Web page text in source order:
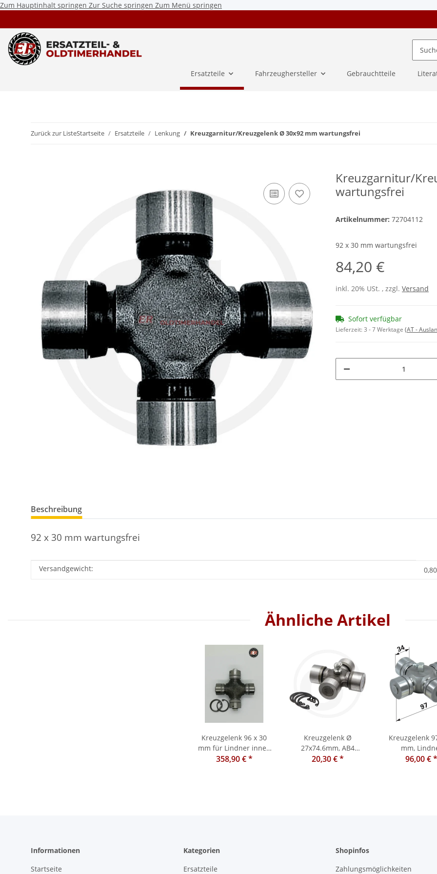
Zum Hauptinhalt springen Zur Suche springen Zum Menü springen
Ersatzteile Fahrzeughersteller Gebrauchtteile
Zurück zur ListeStartseite Ersatzteile Lenkung Kreuzgarnitur/Kreuzgelenk Ø 30x92 mm wartungsfrei
Kreuzgarnitur/
wartungsfrei
Artikelnummer: 72704112
92 x 30 mm wartungsfrei
84,20 €
inkl. 20% USt. , zzgl. Versand
Sofort verfügbar
Lieferzeit:3 - 7 Werktage (AT -
Beschreibung
92 x 30 mm wartungsfrei
Produkteigenschaft
Wert
Versandgewicht:
Ähnliche Artikel
Kreuzgelenk 96 x 30
mm für Lindner innen
gesichert
358,90 €*
Kreuzgelenk Ø
27x74.6mm, AB4
Weasler
20,30 €*
Kreuzgelenk
mm,
96,00 €*
Informationen
Startseite
Kategorien
Ersatzteile
Shopinfos
Zahlungsmöglichkeiten